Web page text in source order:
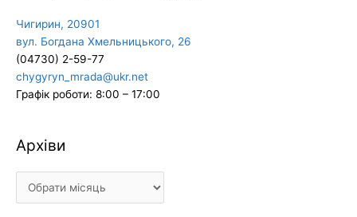
Чигирин, 20901
вул. Богдана Хмельницького, 26
(04730) 2-59-77
chygyryn_mrada@ukr.net
Графік роботи: 8:00 – 17:00
Архіви
Архіви